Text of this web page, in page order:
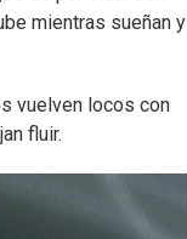
mientras sueñan y
vuelven locos con
fluir.